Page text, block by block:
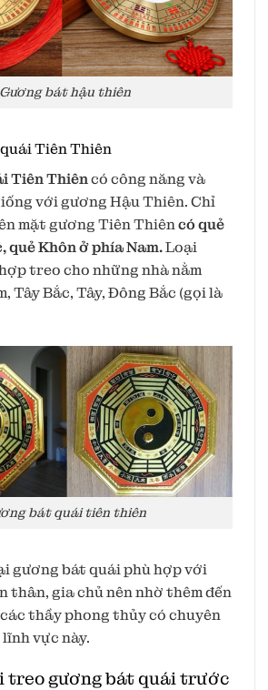
Gương bát hậu thiên
Tiên Thiên
Tiên Thiêncó công năng và
với gương Hậu Thiên. Chỉ
mặt gương Tiên Thiêncó quẻ
quẻ Khôn ở phía Nam.Loại
treo cho những nhà nằm
Tây Bắc, Tây, Đông Bắc (gọi là
bát quái tiên thiên
gương bát quái phù hợp với
thân, gia chủ nên nhờ thêm đến
thầy phong thủy có chuyên
vực này.
treo gương bát quái trước